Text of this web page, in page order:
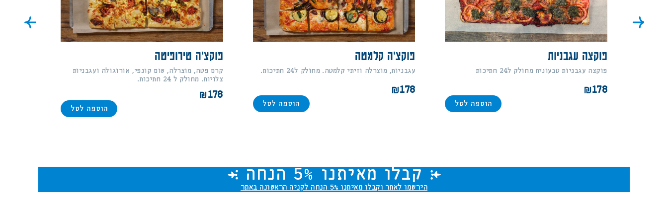
פוקצ'ה טירופיטה
קרם פטה, מוצרלה, שום קונפי, אורוגולה ועגבניות
צלויות. מחולק ל 24 חתיכות.
178
הוספה לסל
פוקצ'ה קלמטה
עגבניות, מוצרלה וזיתי קלמטה. מחולק ל24 חתיכות.
178
הוספה לסל
פוקצה עגבניות
פוקצה עגבניות טבעונית מחולק ל24 חתיכות
178
הוספה לסל
קבלו מאיתנו 5% הנחה
הירשמו לאתר וקבלו מאיתנו 5% הנחה לקניה הראשונה באתר